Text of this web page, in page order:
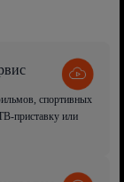
спортивных
приставку или